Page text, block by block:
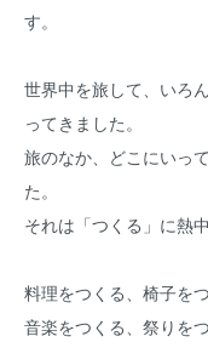
す。
世界中を旅して、いろ
ってきました。
旅のなか、どこにいっ
た。
それは「つくる」に熱
料理をつくる、椅子をつ
音楽をつくる、祭りをつ